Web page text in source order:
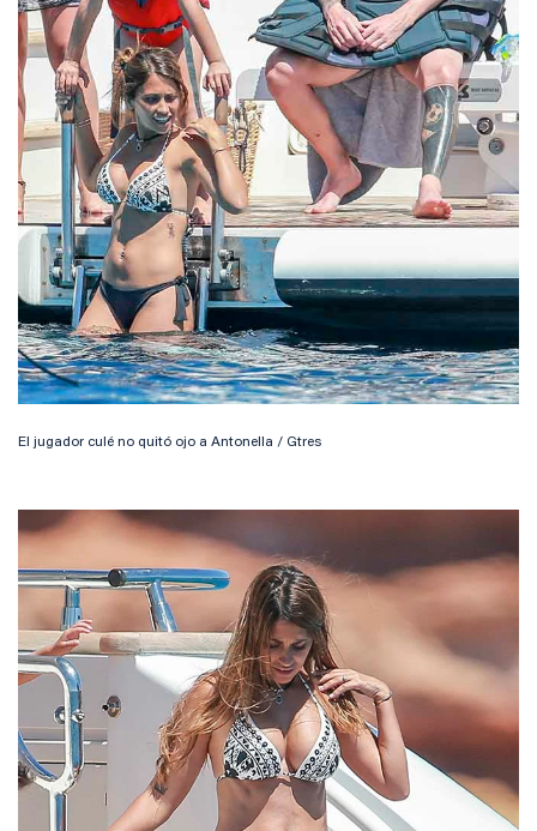
El jugador culé no quitó ojo a Antonella / Gtres